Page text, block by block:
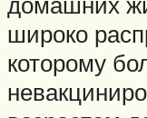
широко
которому